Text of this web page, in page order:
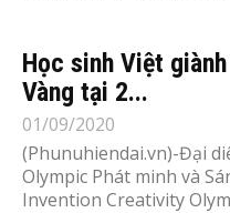
Học sinh Việt
Vàng tại 2...
01/09/2020
(Phunuhiendai.vn)-Đại
Olympic Phát minh và
Invention Creativity